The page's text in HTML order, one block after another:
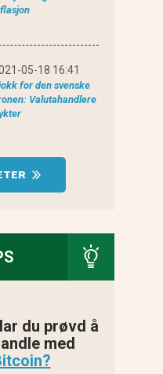
05-18 16:41
for den svenske
Valutahandlere
du prøvd å
med